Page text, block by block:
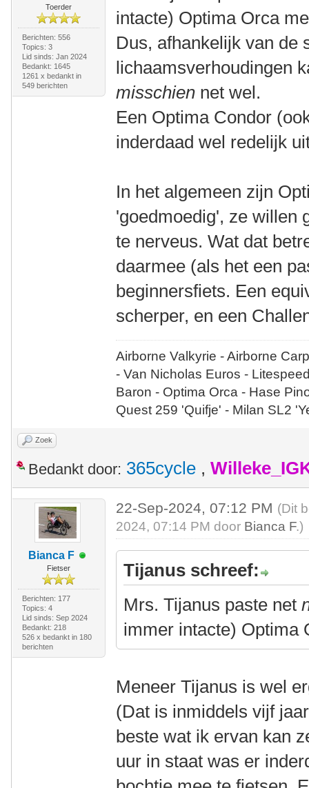
Toerder
Berichten: 556
Topics: 3
Lid sinds: Jan 2024
Bedankt: 1645
1261 x bedankt in
549 berichten
intacte) Optima Orca
Dus, afhankelijk van de
lichaamsverhoudingen
misschien net wel.
Een Optima Condor
inderdaad wel redelijk
In het algemeen zijn
'goedmoedig', ze willen
te nerveus. Wat dat
daarmee (als het een
beginnersfiets. Een
scherper, en een
Airborne Valkyrie - Airborne
- Van Nicholas Euros -
Baron - Optima Orca - Hase
Quest 259 'Quifje' - Milan SL2
Zoek
Bedankt door: 365cycle ,
Bianca F
Fietser
Berichten: 177
Topics: 4
Lid sinds: Sep 2024
Bedankt: 218
526 x bedankt in 180
berichten
22-Sep-2024, 07:12 PM (Dit
2024, 07:14 PM door Bianca F.)
Tijanus schreef:
Mrs. Tijanus paste net
immer intacte) Optima
Meneer Tijanus is wel
(Dat is inmiddels vijf
beste wat ik ervan kan
uur in staat was er